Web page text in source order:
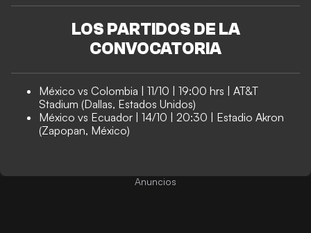
LOS PARTIDOS DE LA
CONVOCATORIA
México vs Colombia | 11/10 | 19:00 hrs | AT&T
Stadium (Dallas, Estados Unidos)
México vs Ecuador | 14/10 | 20:30 | Estadio Akron
(Zapopan, México)
Anuncios